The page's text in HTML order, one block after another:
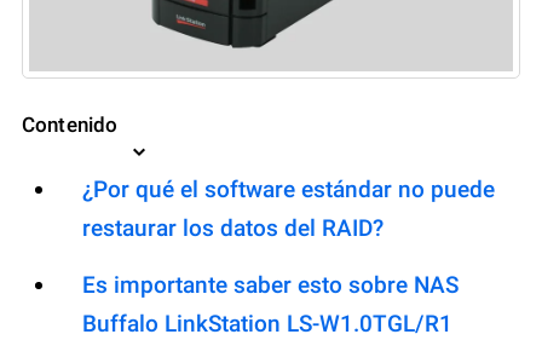
Contenido
¿Por qué el software estándar no puede
restaurar los datos del RAID?
Es importante saber esto sobre NAS
Buffalo LinkStation LS-W1.0TGL/R1